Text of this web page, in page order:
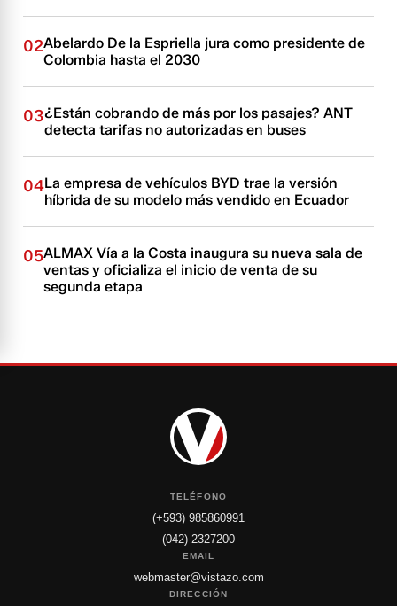
02Abelardo De la Espriella jura como presidente de
Colombia hasta el 2030
03¿Están cobrando de más por los pasajes? ANT
detecta tarifas no autorizadas en buses
04La empresa de vehículos BYD trae la versión
híbrida de su modelo más vendido en Ecuador
05ALMAX Vía a la Costa inaugura su nueva sala de
ventas y oficializa el inicio de venta de su
segunda etapa
TELÉFONO
(+593) 985860991
(042) 2327200
EMAIL
webmaster@vistazo.com
DIRECCIÓN